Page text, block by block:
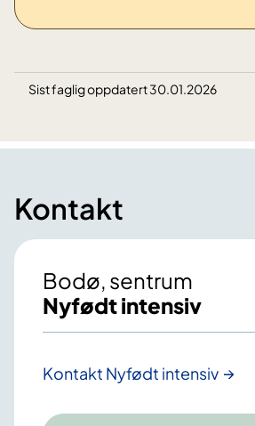
Sist faglig oppdatert 30.01.2026
Kontakt
Bodø, sentrum
Nyfødt intensiv
Kontakt Nyfødt intensiv